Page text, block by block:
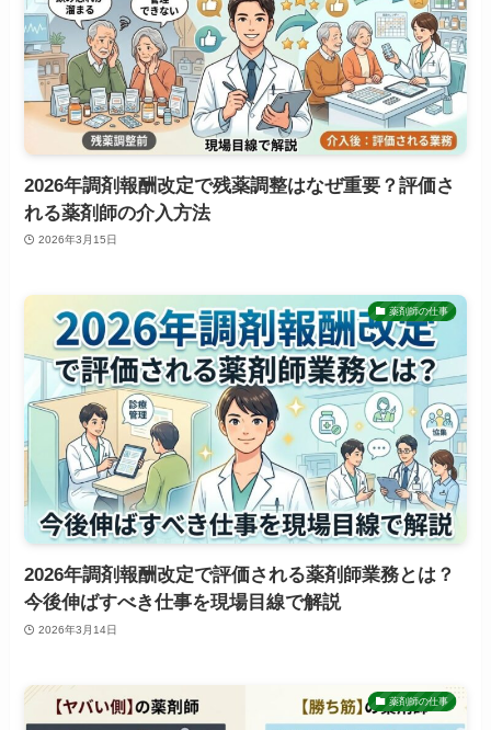
2026年調剤報酬改定で残薬調整はなぜ重要？評価さ
れる薬剤師の介入方法
2026年3月15日
薬剤師の仕事
2026年調剤報酬改定で評価される薬剤師業務とは？
今後伸ばすべき仕事を現場目線で解説
2026年3月14日
薬剤師の仕事